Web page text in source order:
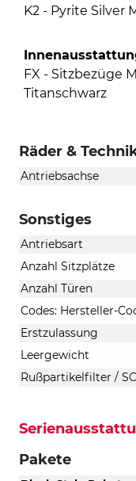
K2 - Pyrite Silver
FX - Sitzbezüge
Titanschwarz
Räder &
Antriebsachse
Sonstiges
Antriebsart
Anzahl Sitzplätze
Anzahl Türen
Codes: Hersteller-
Erstzulassung
Leergewicht
Rußpartikelfilter /
Pakete